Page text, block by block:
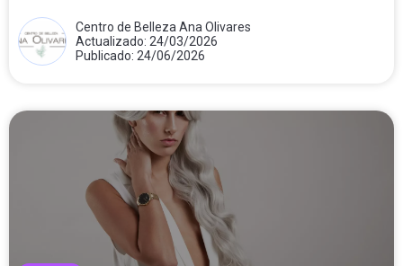
Centro de Belleza Ana Olivares
Actualizado: 24/03/2026
Publicado: 24/06/2026